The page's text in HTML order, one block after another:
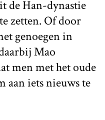
de Han-dynastie
zetten. Of door
genoegen in
Mao
men met het oude
aan iets nieuws te